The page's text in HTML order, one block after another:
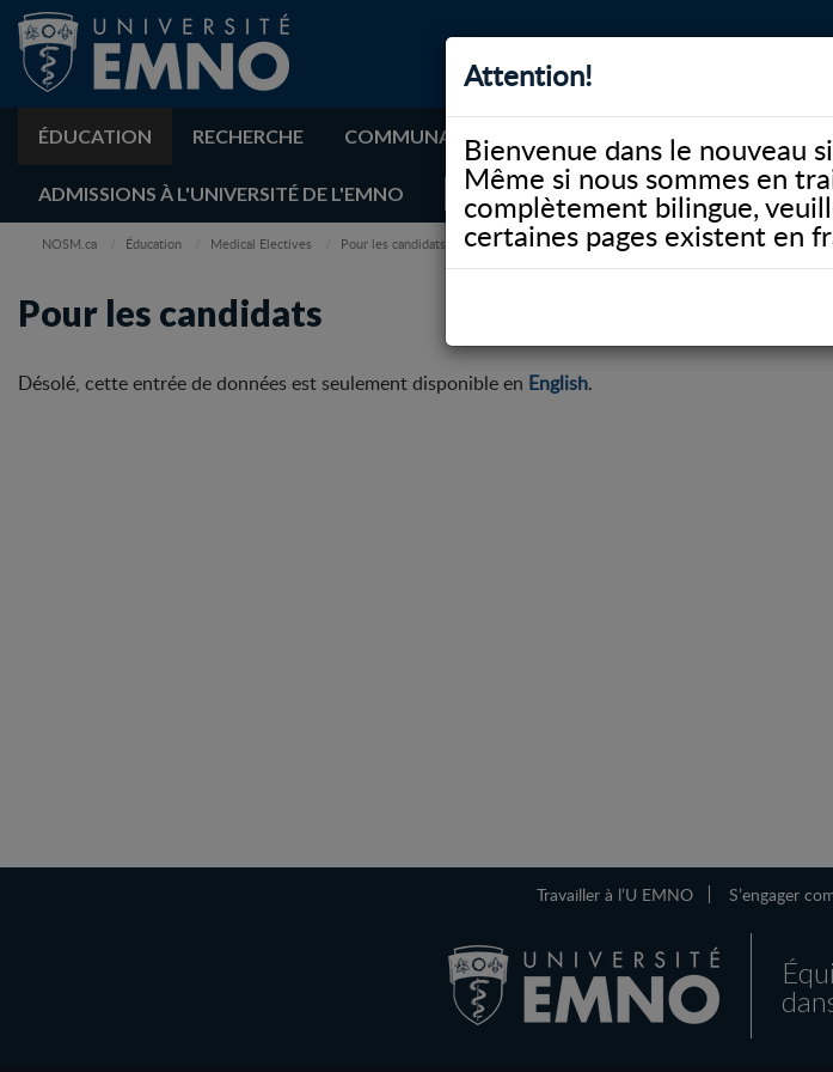
Attention!
Bienvenue dans le nouveau
Même si nous sommes en
complètement bilingue,
certaines pages existent en
ÉDUCATION RECHERCHE COMMUNAUTÉ BIBLIOTHÈQUE
ADMISSIONS À L'UNIVERSITÉ DE L'EMNO
NOSM.ca Éducation Medical Electives Pour les candidats
Pour les candidats
Désolé, cette entrée de données est seulement disponible en English.
Travailler à l’U EMNO S’engager